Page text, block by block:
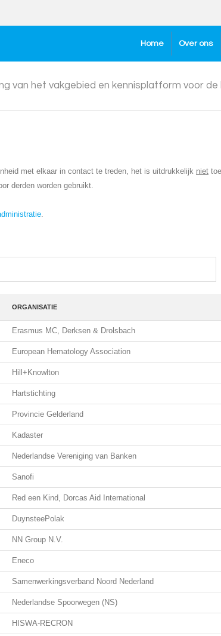
Home Over ons
van het vakgebied en kennisplatform voor
met elkaar in contact te treden, het is uitdrukkelijk niet
derden worden gebruikt.
.
ORGANISATIE
Erasmus MC, Derksen & Drolsbach
European Hematology Association
Hill+Knowlton
Hartstichting
Provincie Gelderland
Kadaster
Nederlandse Vereniging van Banken
Sanofi
Red een Kind, Dorcas Aid International
DuynsteePolak
NN Group N.V.
Eneco
Samenwerkingsverband Noord Nederland
Nederlandse Spoorwegen (NS)
HISWA-RECRON